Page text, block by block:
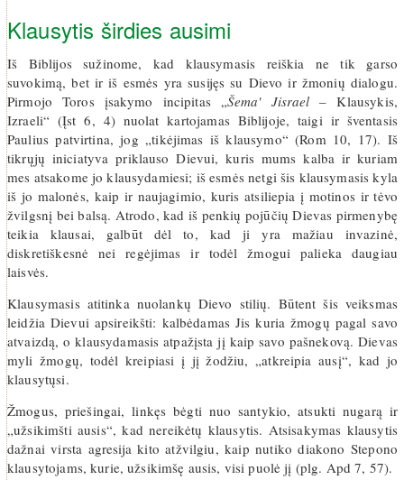
Klausytis širdies ausimi
Iš Biblijos sužinome, kad klausymasis reiškia ne tik garso
suvokimą, bet ir iš esmės yra susijęs su Dievo ir žmonių dialogu.
Pirmojo Toros įsakymo incipitas „Šema' Jisrael – Klausykis,
Izraeli“ (Įst 6, 4) nuolat kartojamas Biblijoje, taigi ir šventasis
Paulius patvirtina, jog „tikėjimas iš klausymo“ (Rom 10, 17). Iš
tikrųjų iniciatyva priklauso Dievui, kuris mums kalba ir kuriam
mes atsakome jo klausydamiesi; iš esmės netgi šis klausymasis kyla
iš jo malonės, kaip ir naujagimio, kuris atsiliepia į motinos ir tėvo
žvilgsnį bei balsą. Atrodo, kad iš penkių pojūčių Dievas pirmenybę
teikia klausai, galbūt dėl to, kad ji yra mažiau invazinė,
diskretiškesnė nei regėjimas ir todėl žmogui palieka daugiau
laisvės.
Klausymasis atitinka nuolankų Dievo stilių. Būtent šis veiksmas
leidžia Dievui apsireikšti: kalbėdamas Jis kuria žmogų pagal savo
atvaizdą, o klausydamasis atpažįsta jį kaip savo pašnekovą. Dievas
myli žmogų, todėl kreipiasi į jį žodžiu, „atkreipia ausį“, kad jo
klausytųsi.
Žmogus, priešingai, linkęs bėgti nuo santykio, atsukti nugarą ir
„užsikimšti ausis“, kad nereikėtų klausytis. Atsisakymas klausytis
dažnai virsta agresija kito atžvilgiu, kaip nutiko diakono Stepono
klausytojams, kurie, užsikimšę ausis, visi puolė jį (plg. Apd 7, 57).